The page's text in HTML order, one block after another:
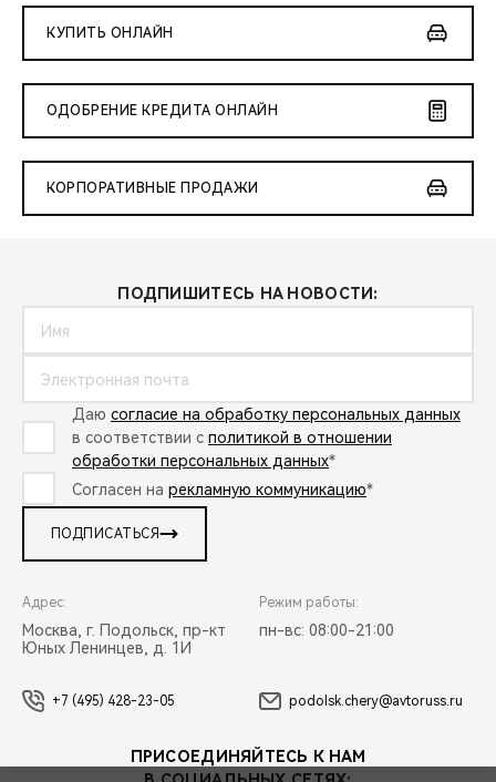
КУПИТЬ ОНЛАЙН
ОДОБРЕНИЕ КРЕДИТА ОНЛАЙН
КОРПОРАТИВНЫЕ ПРОДАЖИ
ПОДПИШИТЕСЬ НА НОВОСТИ:
Даю согласие на обработку персональных данных
в соответствии с политикой в отношении
обработки персональных данных*
Согласен на рекламную коммуникацию*
ПОДПИСАТЬСЯ
Адрес:
Москва, г. Подольск, пр-кт
Юных Ленинцев, д. 1И
Режим работы:
пн-вс: 08:00-21:00
+7 (495) 428-23-05 podolsk.chery@avtoruss.ru
ПРИСОЕДИНЯЙТЕСЬ К НАМ